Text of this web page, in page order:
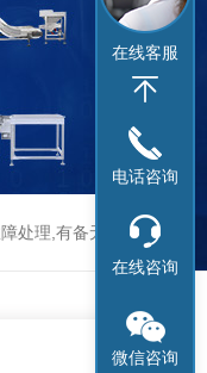
处理,有备无患!
在线客服
电话咨询
在线咨询
微信咨询